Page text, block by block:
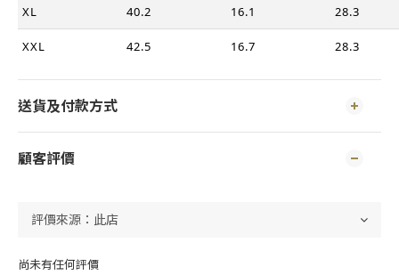
XL 40.2 16.1 28.3
XXL 42.5 16.7 28.3
送貨及付款方式
顧客評價
尚未有任何評價